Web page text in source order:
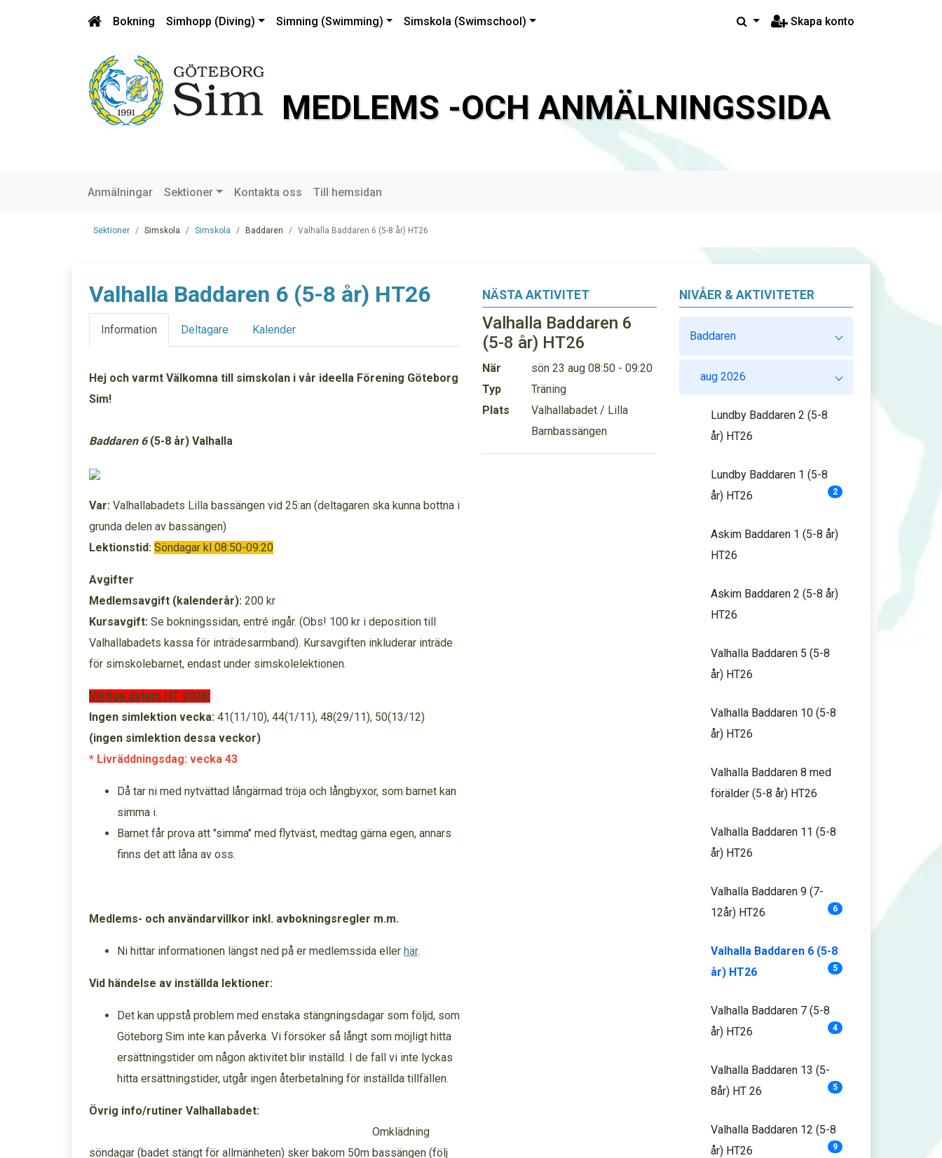
Bokning Simhopp (Diving) Simning (Swimming) Simskola (Swimschool) Skapa konto
MEDLEMS -OCH ANMÄLNINGSSIDA
Anmälningar Sektioner Kontakta oss Till hemsidan
Sektioner Simskola Simskola Baddaren Valhalla Baddaren 6 (5-8 år) HT26
NÄSTA AKTIVITET
Valhalla Baddaren 6
(5-8 år) HT26
När
sön 23 aug 08:50 - 09:20
Typ
Träning
Plats
Valhallabadet / Lilla
Barnbassängen
Valhalla Baddaren 6 (5-8 år) HT26
Information Deltagare Kalender
Hej och varmt Välkomna till simskolan i vår ideella Förening Göteborg
Sim!
Baddaren 6(5-8 år) Valhalla
Var: Valhallabadets Lilla bassängen vid 25:an (deltagaren ska kunna bottna i
grunda delen av bassängen)
Lektionstid: Söndagar kl 08:50-09:20
Avgifter
Medlemsavgift (kalenderår): 200 kr
Kursavgift: Se bokningssidan, entré ingår. (Obs! 100 kr i deposition till
Valhallabadets kassa för inträdesarmband). Kursavgiften inkluderar inträde
för simskolebarnet, endast under simskolelektionen.
Viktiga datum HT 2026:
Ingen simlektion vecka: 41(11/10), 44(1/11), 48(29/11), 50(13/12)
(ingen simlektion dessa veckor)
* Livräddningsdag: vecka 43
Då tar ni med nytvättad långärmad tröja och långbyxor, som barnet kan
simma i.
Barnet får prova att "simma" med flytväst, medtag gärna egen, annars
finns det att låna av oss.
Medlems- och användarvillkor inkl. avbokningsregler m.m.
Ni hittar informationen längst ned på er medlemssida eller här.
Vid händelse av inställda lektioner:
Det kan uppstå problem med enstaka stängningsdagar som följd, som
Göteborg Sim inte kan påverka. Vi försöker så långt som möjligt hitta
ersättningstider om någon aktivitet blir inställd. I de fall vi inte lyckas
hitta ersättningstider, utgår ingen återbetalning för inställda tillfällen.
Övrig info/rutiner Valhallabadet:
Omklädning
söndagar (badet stängt för allmänheten) sker bakom 50m bassängen (följ
NIVÅER & AKTIVITETER
Baddaren
aug 2026
Lundby Baddaren 2 (5-8
år) HT26
Lundby Baddaren 1 (5-8
år) HT26
2
Askim Baddaren 1 (5-8 år)
HT26
Askim Baddaren 2 (5-8 år)
HT26
Valhalla Baddaren 5 (5-8
år) HT26
Valhalla Baddaren 10 (5-8
år) HT26
Valhalla Baddaren 8 med
förälder (5-8 år) HT26
Valhalla Baddaren 11 (5-8
år) HT26
Valhalla Baddaren 9 (7-
12år) HT26
6
Valhalla Baddaren 6 (5-8
år) HT26
5
Valhalla Baddaren 7 (5-8
år) HT26
4
Valhalla Baddaren 13 (5-
8år) HT 26
5
Valhalla Baddaren 12 (5-8
år) HT26
9